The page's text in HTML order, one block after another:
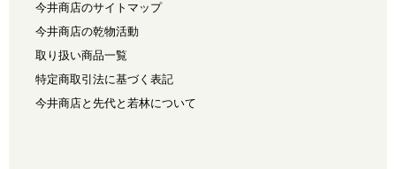
今井商店のサイトマップ
今井商店の乾物活動
取り扱い商品一覧
特定商取引法に基づく表記
今井商店と先代と若林について